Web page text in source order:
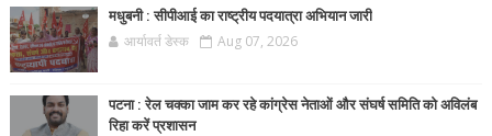
मधुबनी : सीपीआई का राष्ट्रीय पदयात्रा अभियान जारी
आर्यावर्त डेस्क Aug 07, 2026
पटना : रेल चक्का जाम कर रहे कांग्रेस नेताओं और संघर्ष समिति को अविलंब
रिहा करें प्रशासन